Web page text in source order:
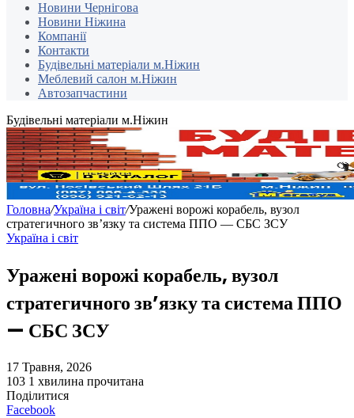
Новини Чернігова
Новини Ніжина
Компанії
Контакти
Будівельні матеріали м.Ніжин
Меблевий салон м.Ніжин
Автозапчастини
Будівельні матеріали м.Ніжин
Головна/Україна і світ/Уражені ворожі корабель, вузол
стратегичного зв’язку та система ППО — СБС ЗСУ
Україна і світ
Уражені ворожі корабель, вузол
стратегичного зв’язку та система ППО
— СБС ЗСУ
17 Травня, 2026
103 1 хвилина прочитана
Поділитися
Facebook